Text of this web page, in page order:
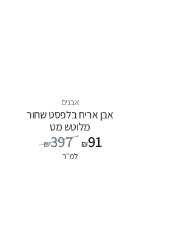
אבנים
אבן אריח בלפסט שחור
מלוטש מט
₪397 ₪91
למ״ר